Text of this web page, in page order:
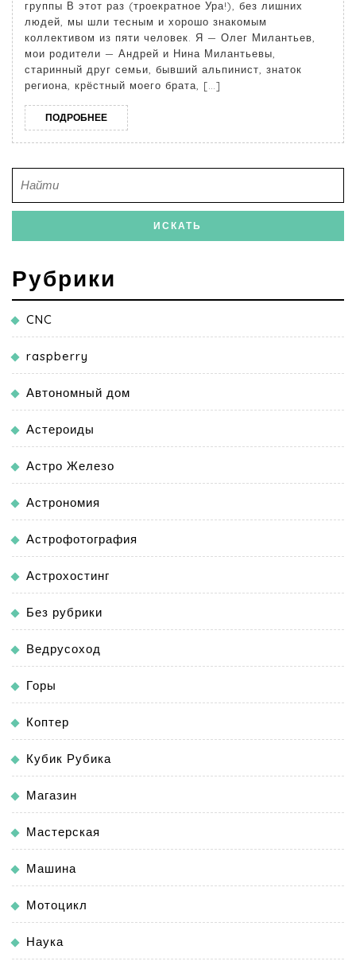
группы В этот раз (троекратное Ура!), без лишних
людей, мы шли тесным и хорошо знакомым
коллективом из пяти человек. Я — Олег Милантьев,
мои родители — Андрей и Нина Милантьевы,
старинный друг семьи, бывший альпинист, знаток
региона, крёстный моего брата, […]
ПОДРОБНЕЕ
Рубрики
CNC
raspberry
Автономный дом
Астероиды
Астро Железо
Астрономия
Астрофотография
Астрохостинг
Без рубрики
Ведрусоход
Горы
Коптер
Кубик Рубика
Магазин
Мастерская
Машина
Мотоцикл
Наука